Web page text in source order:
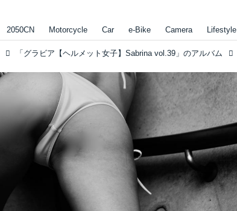
2050CN Motorcycle Car e-Bike Camera Lifestyle
「グラビア【ヘルメット女子】Sabrina vol.39」のアルバム